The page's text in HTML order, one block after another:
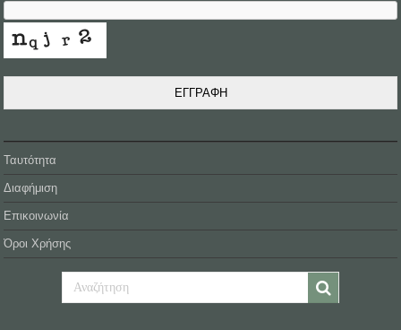
ΕΓΓΡΑΦΗ
Ταυτότητα
Διαφήμιση
Επικοινωνία
Όροι Χρήσης